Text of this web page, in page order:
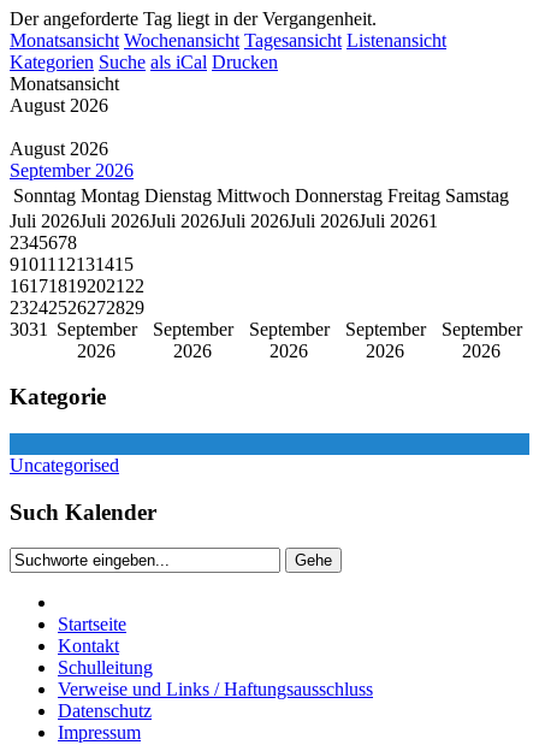
Der angeforderte Tag liegt in der Vergangenheit.
Monatsansicht Wochenansicht Tagesansicht Listenansicht
Kategorien Suche als iCal Drucken
Monatsansicht
August 2026
August 2026
September 2026
Sonntag Montag Dienstag Mittwoch Donnerstag Freitag Samstag
Juli 2026Juli 2026Juli 2026Juli 2026Juli 2026Juli 20261
2345678
91011 12131415
161718192021 22
23242526272829
3031
September
2026
September
2026
September
2026
September
2026
September
2026
Kategorie
Uncategorised
Such Kalender
Startseite
Kontakt
Schulleitung
Verweise und Links / Haftungsausschluss
Datenschutz
Impressum